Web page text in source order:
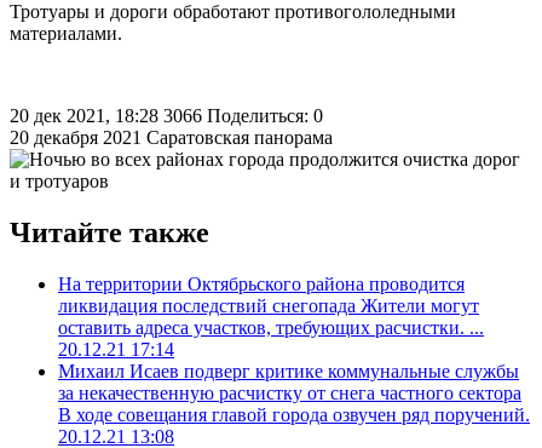
Тротуары и дороги обработают противогололедными
материалами.
20 дек 2021, 18:28 3066 Поделиться: 0
20 декабря 2021 Саратовская панорама
Читайте также
На территории Октябрьского района проводится
ликвидация последствий снегопада Жители могут
оставить адреса участков, требующих расчистки. ...
20.12.21 17:14
Михаил Исаев подверг критике коммунальные службы
за некачественную расчистку от снега частного сектора
В ходе совещания главой города озвучен ряд поручений.
20.12.21 13:08